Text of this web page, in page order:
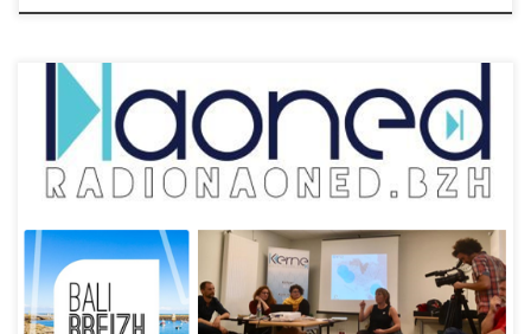
« Radio Naoned, quelle aventure ! » La création de
Radio Naoned fut une sacrée aventure ! Les caméras
d’Anne Gouerou et Kenan an Habask nous ont suivi.e.s
pendant un an et demie pour la documenter. Le résultat
de leur travail, un documentaire de 49mn, sera diffusé
en épisodes à partir du […]